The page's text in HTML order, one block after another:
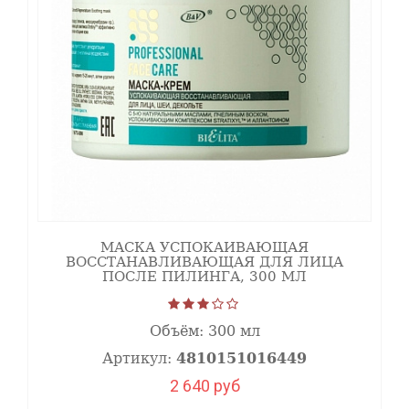
улучшает синтез новых клеток, активирует
микроциркуляцию крови по сосудам,
укрепляет иммунную защиту эпидермиса, и
при этом совершенно не раздражает кожу,
так что химический пилинг лица молочной
кислотой не вызывает болевых ощущений
или дискомфорта. Её также рекомендуют
телеангиоэктазий и мелазмы
(гиперпигментация отдельных участков
Лимонную кислотуназывают одним из
эффективных средств для глубокой очистки
кожи от загрязнений и отмерших частичек
эпителия. С помощью регулярного
МАСКА УСПОКАИВАЮЩАЯ
ВОССТАНАВЛИВАЮЩАЯ ДЛЯ ЛИЦА
ПОСЛЕ ПИЛИНГА, 300 МЛ
Объём: 300 мл
Артикул: 4810151016449
2 640 руб